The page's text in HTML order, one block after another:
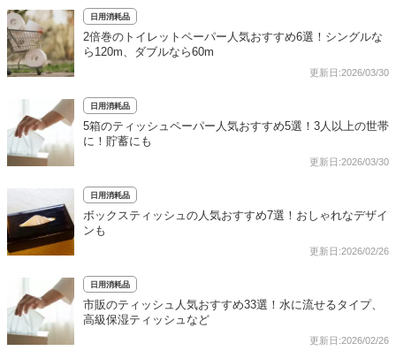
日用消耗品
2倍巻のトイレットペーパー人気おすすめ6選！シングルな
ら120m、ダブルなら60m
更新日:2026/03/30
日用消耗品
5箱のティッシュペーパー人気おすすめ5選！3人以上の世帯
に！貯蓄にも
更新日:2026/03/30
日用消耗品
ボックスティッシュの人気おすすめ7選！おしゃれなデザイ
ンも
更新日:2026/02/26
日用消耗品
市販のティッシュ人気おすすめ33選！水に流せるタイプ、
高級保湿ティッシュなど
更新日:2026/02/26